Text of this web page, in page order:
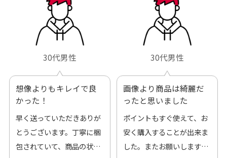
30代男性
想像よりもキレイで良
かった！
早く送っていただきありが
とうございます。丁寧に梱
包されていて、商品の状態
30代男性
画像より商品は綺麗だ
ったと思いました
ポイントもすぐ使えて、お
安く購入することが出来ま
した。またお願いします、